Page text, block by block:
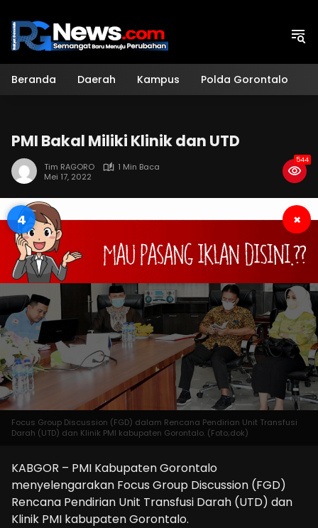
konten
Beranda Daerah Kampus Polda Gorontalo
PMI Bakal Miliki Klinik dan UTD
Tim RAGORO
1 Min Baca
Mei 17, 2022
544
3 ×
Focus Group Discussion (FGD) dalam Rencana Pendirian Unit Transfusi
Darah (UTD) dan Klinik PMI kabupaten Gorontalo. (Foto;dok)
KABGOR – PMI Kabupaten Gorontalo
menyelengarakan Focus Group Discussion (FGD)
Rencana Pendirian Unit Transfusi Darah (UTD) dan
Klinik PMI kabupaten Gorontalo.